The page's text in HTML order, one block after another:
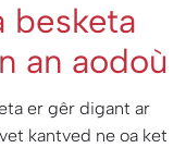
besketa
an aodoù
er gêr digant ar
kantved ne oa ket